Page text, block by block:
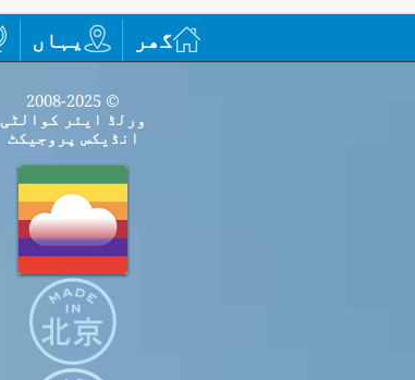
گھر یہاں
© 2008-2025
ورلڈ ایئر کوالٹی
انڈیکس پروجیکٹ